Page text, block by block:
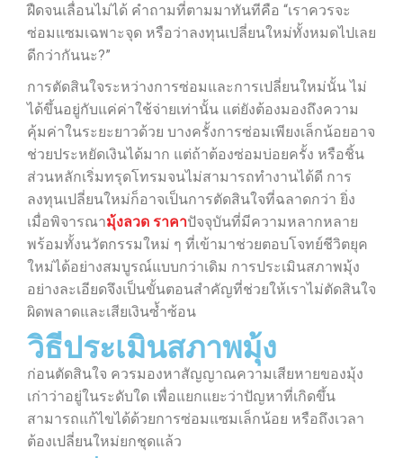
ฝืดจนเลื่อนไม่ได้ คำถามที่ตามมาทันทีคือ “เราควรจะ
ซ่อมแซมเฉพาะจุด หรือว่าลงทุนเปลี่ยนใหม่ทั้งหมดไปเลย
ดีกว่ากันนะ?”
การตัดสินใจระหว่างการซ่อมและการเปลี่ยนใหม่นั้น ไม่
ได้ขึ้นอยู่กับแค่ค่าใช้จ่ายเท่านั้น แต่ยังต้องมองถึงความ
คุ้มค่าในระยะยาวด้วย บางครั้งการซ่อมเพียงเล็กน้อยอาจ
ช่วยประหยัดเงินได้มาก แต่ถ้าต้องซ่อมบ่อยครั้ง หรือชิ้น
ส่วนหลักเริ่มทรุดโทรมจนไม่สามารถทำงานได้ดี การ
ลงทุนเปลี่ยนใหม่ก็อาจเป็นการตัดสินใจที่ฉลาดกว่า ยิ่ง
เมื่อพิจารณามุ้งลวด ราคาปัจจุบันที่มีความหลากหลาย
พร้อมทั้งนวัตกรรมใหม่ ๆ ที่เข้ามาช่วยตอบโจทย์ชีวิตยุค
ใหม่ได้อย่างสมบูรณ์แบบกว่าเดิม การประเมินสภาพมุ้ง
อย่างละเอียดจึงเป็นขั้นตอนสำคัญที่ช่วยให้เราไม่ตัดสินใจ
ผิดพลาดและเสียเงินซ้ำซ้อน
วิธีประเมินสภาพมุ้ง
ก่อนตัดสินใจ ควรมองหาสัญญาณความเสียหายของมุ้ง
เก่าว่าอยู่ในระดับใด เพื่อแยกแยะว่าปัญหาที่เกิดขึ้น
สามารถแก้ไขได้ด้วยการซ่อมแซมเล็กน้อย หรือถึงเวลา
ต้องเปลี่ยนใหม่ยกชุดแล้ว